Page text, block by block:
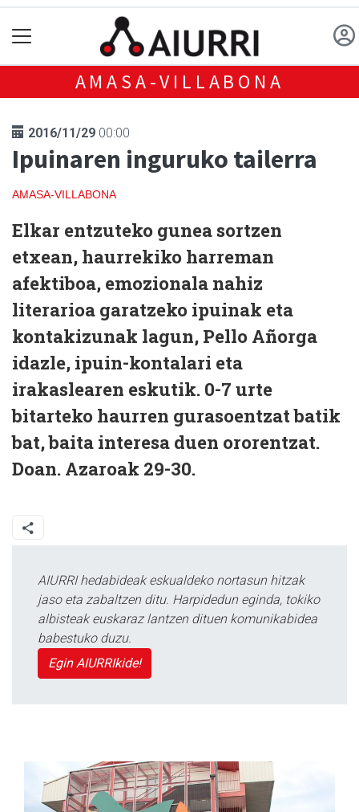
AMASA-VILLABONA
2016/11/29 00:00
Ipuinaren inguruko tailerra
AMASA-VILLABONA
Elkar entzuteko gunea sortzen
etxean, haurrekiko harreman
afektiboa, emozionala nahiz
literarioa garatzeko ipuinak eta
kontakizunak lagun, Pello Añorga
idazle, ipuin-kontalari eta
irakaslearen eskutik. 0-7 urte
bitarteko haurren gurasoentzat batik
bat, baita interesa duen ororentzat.
Doan. Azaroak 29-30.
AIURRI hedabideak eskualdeko nortasun hitzak
jaso eta zabaltzen ditu. Harpidedun eginda, tokiko
albisteak euskaraz lantzen dituen komunikabidea
babestuko duzu.
Egin AIURRIkide!